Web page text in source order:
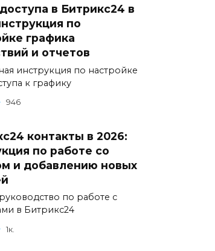
в Битрикс24 в
по
графика
и отчетов
инструкция по настройке
к графику
946
контакты в 2026:
по работе со
и добавлению новых
по работе с
в Битрикс24
1к.